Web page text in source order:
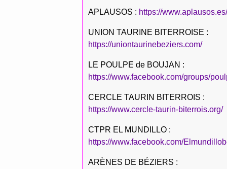
APLAUSOS : https://www.aplausos.es/
UNION TAURINE BITERROISE :
https://uniontaurinebeziers.com/
LE POULPE de BOUJAN :
https://www.facebook.com/groups/
CERCLE TAURIN BITERROIS :
https://www.cercle-taurin-biterrois.org/
CTPR EL MUNDILLO :
https://www.facebook.com/
ARÈNES DE BÉZIERS :